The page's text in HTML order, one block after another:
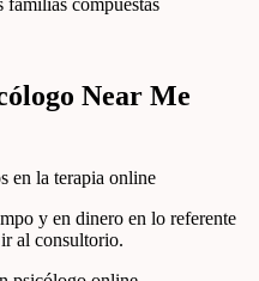
Near Me
y en dinero en lo referente
al consultorio.